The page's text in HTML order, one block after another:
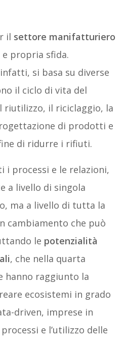
il settore manifatturiero
propria sfida.
si basa su diverse
il ciclo di vita del
il riciclaggio, la
di prodotti e
di ridurre i rifiuti.
i processi e le relazioni,
a livello di singola
ma a livello di tutta la
cambiamento che può
le potenzialità
, che nella quarta
hanno raggiunto la
ecosistemi in grado
driven, imprese in
e l’utilizzo delle